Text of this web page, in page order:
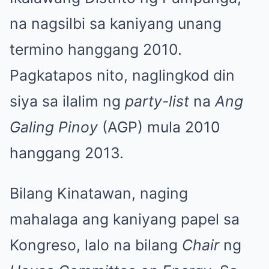
na nagsilbi sa kaniyang unang
termino hanggang 2010.
Pagkatapos nito, naglingkod din
siya sa ilalim ng party-list na Ang
Galing Pinoy (AGP) mula 2010
hanggang 2013.
Bilang Kinatawan, naging
mahalaga ang kaniyang papel sa
Kongreso, lalo na bilang Chairng